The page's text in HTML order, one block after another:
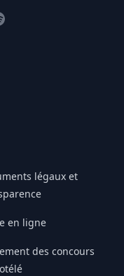
légaux et
en ligne
des concours